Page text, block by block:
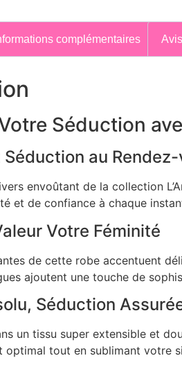
complémentaires
Séduction
Séduction au
envoûtant de la collection
et de confiance à chaque
Votre Féminité
de cette robe accentuent
ajoutent une touche de
Séduction
un tissu super extensible et
optimal tout en sublimant votre